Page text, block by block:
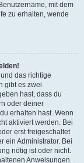
mit dem
zu erhalten, wende
das richtige
gibt es zwei
hast, dass du
oder deiner
erhalten hast. Wenn
aktiviert werden. Bei
erst freigeschaltet
ein Administrator. Bei
nötig ist oder nicht.
Anweisungen.